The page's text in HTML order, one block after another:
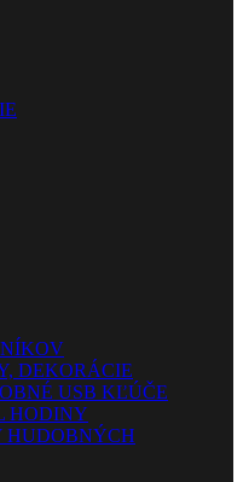
DEKORÁCIE
USB KĽÚČE
HODINY
HUDOBNÝCH